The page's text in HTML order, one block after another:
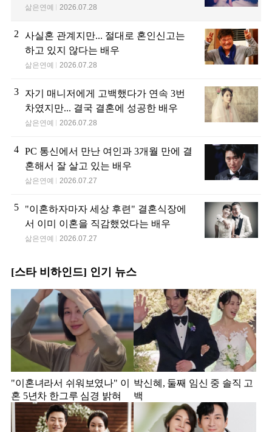
삶은연예 2026.07.28
2
사실혼 관계지만... 절대로 혼인신고는
하고 있지 않다는 배우
삶은연예 2026.07.28
3
자기 매니저에게 고백했다가 연속 3번
차였지만... 결국 결혼에 성공한 배우
삶은연예 2026.07.28
4 PC 통신에서 만난 여인과 3개월 만에 결
혼해서 잘 살고 있는 배우
삶은연예 2026.07.27
5
"이혼하자마자 세상 후련" 결혼식장에
서 이미 이혼을 직감했었다는 배우
삶은연예 2026.07.27
[스타 비하인드] 인기 뉴스
"이혼녀라서 쉬워보였나" 이
혼 5년차 한그루 심경 밝혀
박신혜, 둘째 임신 중 솔직 고
백